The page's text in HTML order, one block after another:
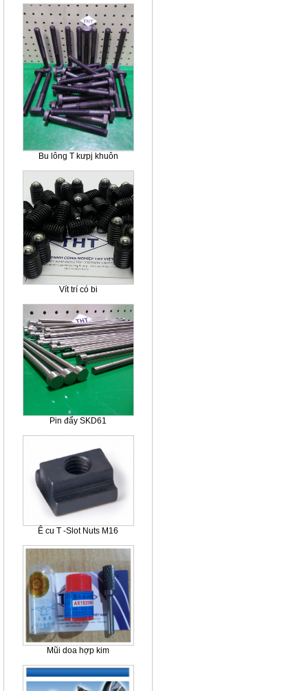
Bu lông T kưpj khuôn
Vít trí có bi
Pin đẩy SKD61
Ê cu T -Slot Nuts M16
Mũi doa hợp kim